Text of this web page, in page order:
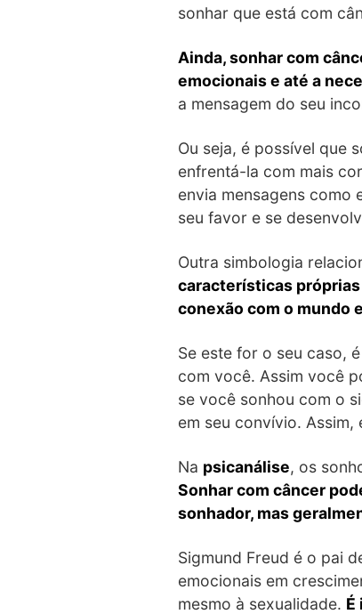
sonhar que está com
Ainda, sonhar com
emocionais e até a
a mensagem do seu
Ou seja, é possível que
enfrentá-la com mais
envia mensagens como
seu favor e se
Outra simbologia
características
conexão com o mundo
Se este for o seu caso,
com você. Assim você
se você sonhou com o
em seu convívio.
Na psicanálise, os
Sonhar com câncer
sonhador, mas
Sigmund Freud é o pai
emocionais em
mesmo à sexualidade. É